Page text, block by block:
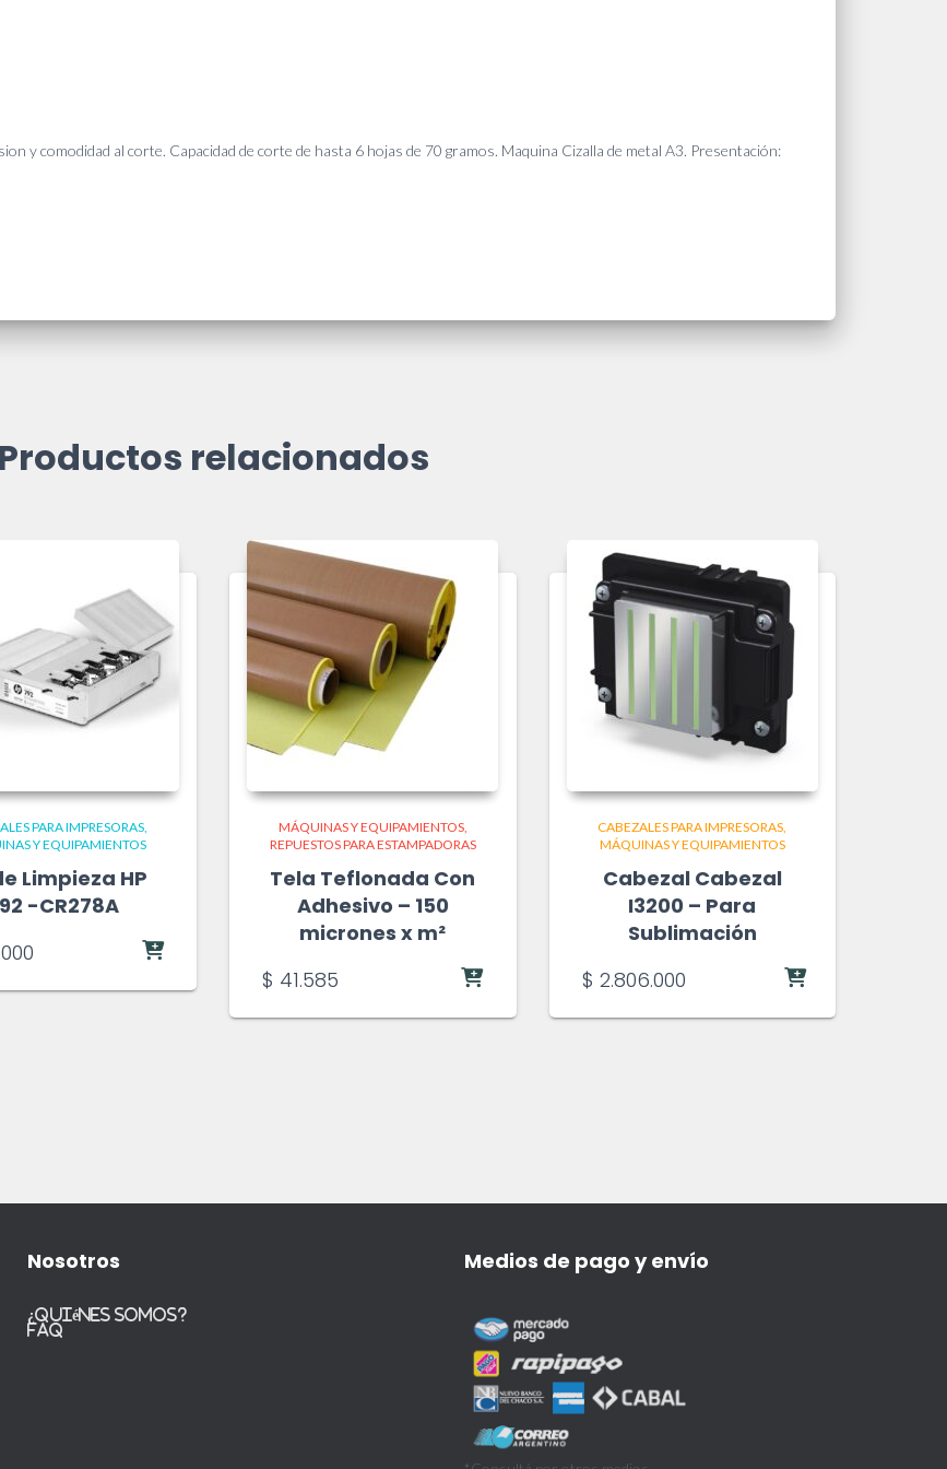
y comodidad al corte. Capacidad de corte de hasta 6 hojas de 70 gramos. Maquina Cizalla de metal A3. Presentación:
Productos relacionados
PARA IMPRESORAS
Y EQUIPAMIENTOS
Limpieza HP
-CR278A
MÁQUINAS Y EQUIPAMIENTOS
REPUESTOS PARA ESTAMPADORAS
Tela Teflonada Con
Adhesivo – 150
micrones x m²
$ 41.585
CABEZALES PARA IMPRESORAS
MÁQUINAS Y EQUIPAMIENTOS
Cabezal Cabezal
I3200 – Para
Sublimación
$ 2.806.000
Nosotros
¿Quiénes somos?
FAQ
Medios de pago y envío